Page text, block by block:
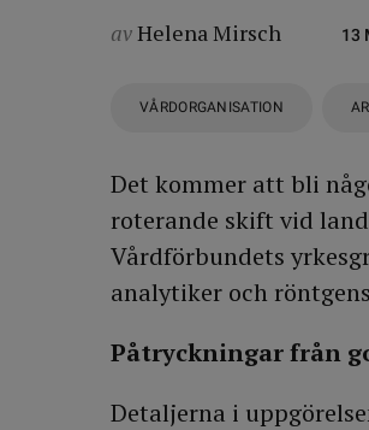
avHelena Mirsch 13
VÅRDORGANISATION
Det kommer att bli
roterande skift vid
Vårdförbundets
analytiker och
Påtryckningar från
Detaljerna i